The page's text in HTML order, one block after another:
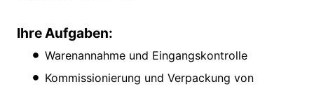
Ihre Aufgaben:
Warenannahme und Eingangskontrolle
Kommissionierung und Verpackung von